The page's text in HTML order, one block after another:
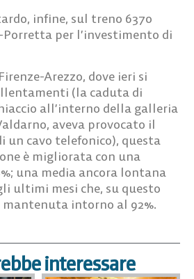
infine, sul treno 6370
per l’investimento di
Arezzo, dove ieri si
(la caduta di
all’interno della galleria
aveva provocato il
un cavo telefonico), questa
è migliorata con una
una media ancora lontana
ultimi mesi che, su questo
intorno al 92%.
interessare